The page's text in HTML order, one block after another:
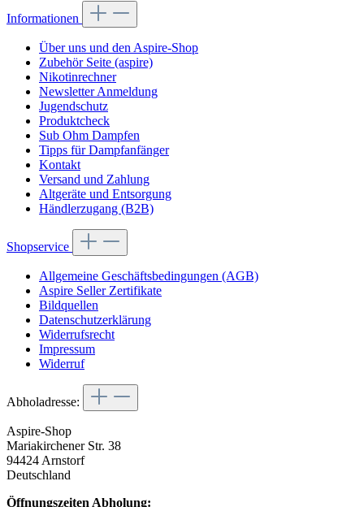
Informationen
Über uns und den Aspire-Shop
Zubehör Seite (aspire)
Nikotinrechner
Newsletter Anmeldung
Jugendschutz
Produktcheck
Sub Ohm Dampfen
Tipps für Dampfanfänger
Kontakt
Versand und Zahlung
Altgeräte und Entsorgung
Händlerzugang (B2B)
Shopservice
Allgemeine Geschäftsbedingungen (AGB)
Aspire Seller Zertifikate
Bildquellen
Datenschutzerklärung
Widerrufsrecht
Impressum
Widerruf
Abholadresse:
Aspire-Shop
Mariakirchener Str. 38
94424 Arnstorf
Deutschland
Öffnungszeiten Abholung: